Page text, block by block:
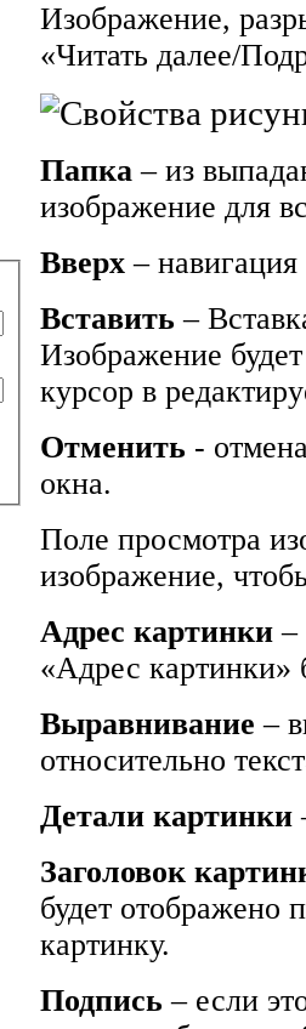
Изображение,
«Читать далее/
Папка – из
изображение для
Вверх–
Вставить–
Изображение
курсор в
Отменить -
окна.
Поле просмотра
изображение,
Адрес картинки –
«Адрес картинки»
Выравнивание–
относительно
Детали картинки
Заголовок
будет отображено
картинку.
Подпись– если